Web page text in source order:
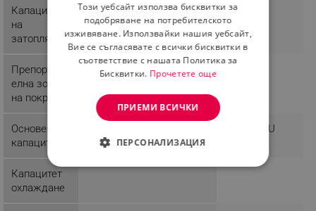
Капацитет
на
затопляне
Препоръчит
елна зона
на покритие
37 м²
Основен
капацитет
12000 BTU
Капацитет
охлаждане
Този уебсайт използва бисквитки за
подобряване на потребителското
изживяване. Използвайки нашия уебсайт,
Вие се съгласявате с всички бисквитки в
съответствие с нашата Политика за
Бисквитки. Прочетете още
ПРИЕМИ ВСИЧКИ
ПЕРСОНАЛИЗАЦИЯ
СТРОГО НЕОБХОДИМО